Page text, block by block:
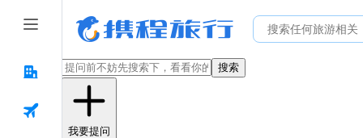
搜索
我要提问